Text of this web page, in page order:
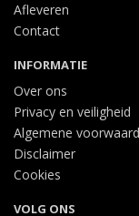
Afleveren
Contact
INFORMATIE
Over ons
Privacy en veiligheid
Algemene
Disclaimer
Cookies
VOLG ONS